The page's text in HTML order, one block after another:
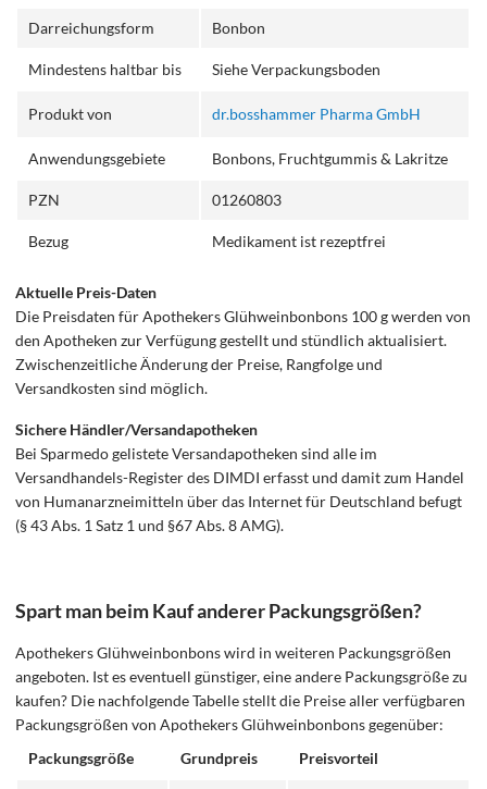
Darreichungsform Bonbon
Mindestens haltbar bis Siehe Verpackungsboden
Produkt von dr.bosshammer Pharma GmbH
Anwendungsgebiete Bonbons, Fruchtgummis & Lakritze
PZN 01260803
Bezug Medikament ist rezeptfrei
Aktuelle Preis-Daten
Die Preisdaten für Apothekers Glühweinbonbons 100 g werden von
den Apotheken zur Verfügung gestellt und stündlich aktualisiert.
Zwischenzeitliche Änderung der Preise, Rangfolge und
Versandkosten sind möglich.
Sichere Händler/Versandapotheken
Bei Sparmedo gelistete Versandapotheken sind alle im
Versandhandels-Register des DIMDI erfasst und damit zum Handel
von Humanarzneimitteln über das Internet für Deutschland befugt
(§ 43 Abs. 1 Satz 1 und §67 Abs. 8 AMG).
Spart man beim Kauf anderer Packungsgrößen?
Apothekers Glühweinbonbons wird in weiteren Packungsgrößen
angeboten. Ist es eventuell günstiger, eine andere Packungsgröße zu
kaufen? Die nachfolgende Tabelle stellt die Preise aller verfügbaren
Packungsgrößen von Apothekers Glühweinbonbons gegenüber:
Packungsgröße
Grundpreis Preisvorteil